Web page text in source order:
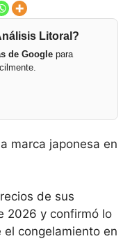
Litoral?
de Google para
marca japonesa en
de sus
2026 y confirmó lo
congelamiento en